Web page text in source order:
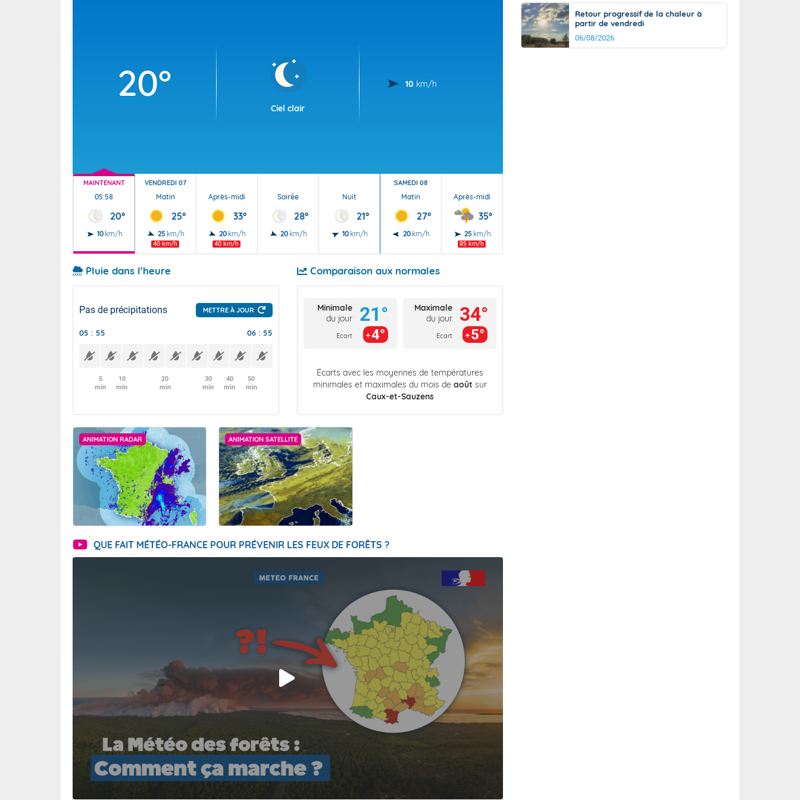
20°
Ciel clair
10 km/h
MAINTENANT
05:58
20°
10 km/h
VENDREDI 07
Matin
25°
25 km/h
40 km/h
Après-midi
33°
20 km/h
40 km/h
Soirée
28°
20 km/h
Nuit
21°
10 km/h
SAMEDI 08
Matin
27°
20 km/h
Après-midi
35°
25 km/h
85 km/h
Pluie dans l'heure
Pas de précipitations METTRE À JOUR
05 : 55 06 : 55
5
min
10
min
20
min
30
min
40
min
50
min
Comparaison aux normales
Minimale
du jour
Ecart
21°
4°
Maximale
du jour
Ecart
34°
5°
Écarts avec les moyennes de températures
minimales et maximales du mois de août sur
Caux-et-Sauzens
ANIMATION RADAR ANIMATION SATELLITE
QUE FAIT MÉTÉO-FRANCE POUR PRÉVENIR LES FEUX DE FORÊTS ?
Retour progressif de la chaleur à
partir de vendredi
06/08/2026